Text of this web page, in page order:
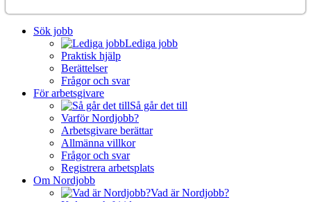
Sök jobb
Lediga jobb
Praktisk hjälp
Berättelser
Frågor och svar
För arbetsgivare
Så går det till
Varför Nordjobb?
Arbetsgivare berättar
Allmänna villkor
Frågor och svar
Registrera arbetsplats
Om Nordjobb
Vad är Nordjobb?